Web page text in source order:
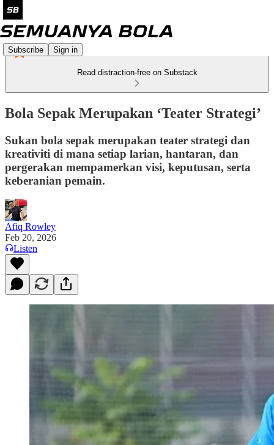
Subscribe Sign in
Read distraction-free on Substack
Bola Sepak Merupakan ‘Teater Strategi’
Sukan bola sepak merupakan teater strategi dan
kreativiti di mana setiap larian, hantaran, dan
pergerakan mempamerkan visi, keputusan, serta
keberanian pemain.
Afiq Rowley
Feb 20, 2026
Listen